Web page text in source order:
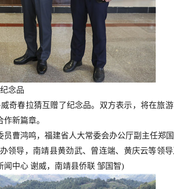
念品
奇春拉猜互赠了纪念品。双方表示，将在旅
新篇章。
曹鸿鸣，福建省人大常委会办公厅副主任郑
领导，南靖县黄劲武、曾连端、黄庆云等领
中心 谢威，南靖县侨联 邹国智)